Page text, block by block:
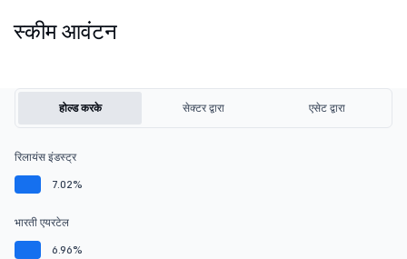
स्कीम आवंटन
होल्ड करके सेक्टर द्वारा एसेट द्वारा
रिलायंस इंडस्ट्र
7.02%
भारती एयरटेल
6.96%